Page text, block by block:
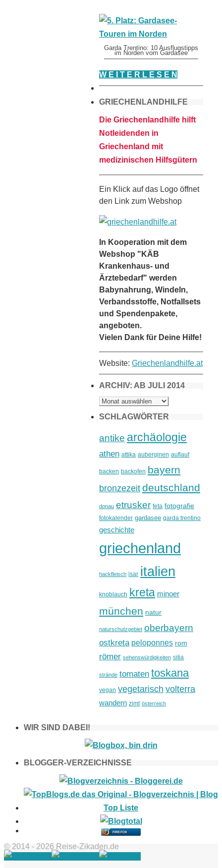
Garda Trentino: 10 Ausflugstipps
im Norden vom Gardasee
W E I T E R L E S E N
GRIECHENLANDHILFE
Die Griechenlandhilfe hilft
Notleidenden in
Griechenland mit
medizinischen Hilfsgütern
Ein Klick auf das Logo öffnet
den Link zum Webshop
In Kooperation mit dem
Webshop "KÄB
Krankenhaus- und
Ärztebedarf" werden
Babynahrung, Windeln,
Verbandsstoffe, Notfallsets
und Spendenpakete,
angeboten.
Vielen Dank für Deine Hilfe!
Website: Griechenlandhilfe.at
ARCHIV: AB JULI 2014
ARCHIV:
AB
2014
SCHLAGWÖRTER
antike archäologie
athen attika auberginen auflauf
backen backofen bayern
bronzezeit deutschland
donau etrusker feta fotografie
fotokalender gardasee garda trentino
geschichte
griechenland
hackfleisch isar italien
knoblauch kreta minoer
münchen natur
naturschutzgebiet oberbayern
ostkreta peloponnes rom
römer sehenswürdigkeiten sitia
strände tomaten toskana
vegan vegetarisch volterra
wandern zimt österreich
WIR SIND DABEI!
BLOGGER-VERZEICHNISSE
FIREFOX
© 2014 - 2026 Reise-Zikaden.de